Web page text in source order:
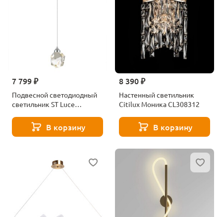
7 799 ₽
Подвесной светодиодный
светильник ST Luce
В корзину
8 390 ₽
Настенный светильник
Citilux Моника CL308312
В корзину